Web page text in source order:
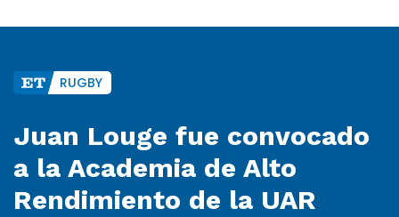
RUGBY
Juan Louge fue convocado
a la Academia de Alto
Rendimiento de la UAR